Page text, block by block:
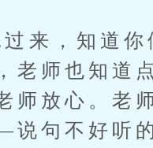
，知道你
老师也知道
师放心。老
句不好听